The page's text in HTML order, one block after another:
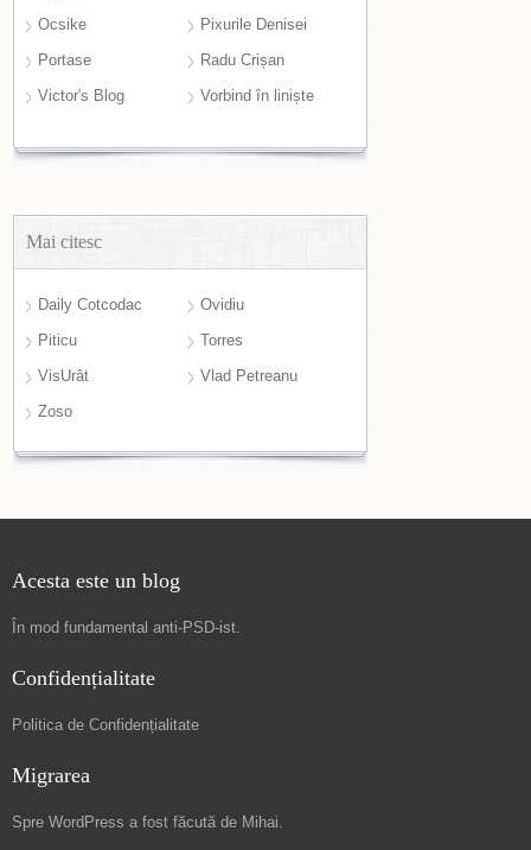
Ocsike
Pixurile Denisei
Portase
Radu Crișan
Victor's Blog
Vorbind în liniște
Mai citesc
Daily Cotcodac
Ovidiu
Piticu
Torres
VisUrât
Vlad Petreanu
Zoso
Acesta este un blog
În mod fundamental anti-PSD-ist.
Confidențialitate
Politica de Confidențialitate
Migrarea
Spre WordPress a fost făcută de Mihai.